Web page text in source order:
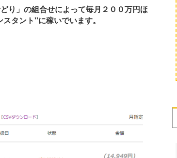
り」の組合せによって毎月２００万円ほ
タント''に稼いでいます。